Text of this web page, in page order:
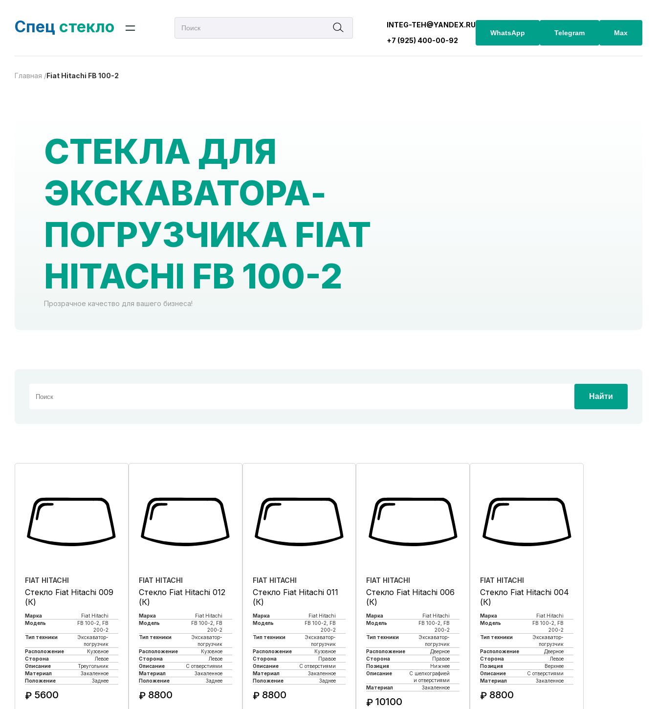
Спец стекло
INTEG-TEH@YANDEX.RU
+7 (925) 400-00-92
WhatsApp Telegram Max
Главная /Fiat Hitachi FB 100-2
СТЕКЛА ДЛЯ
ЭКСКАВАТОРА-
ПОГРУЗЧИКА FIAT
HITACHI FB 100-2
Прозрачное качество для вашего бизнеса!
Найти
FIAT HITACHI
Стекло Fiat Hitachi 009
(К)
Марка
Fiat Hitachi
Модель
FB 100-2, FB
200-2
Тип техники
Экскаватор-
погрузчик
Расположение
Кузовное
Сторона
Левое
Описание
Треугольник
Материал
Закаленное
Положение
Заднее
₽ 5600
FIAT HITACHI
Стекло Fiat Hitachi 012
(К)
Марка
Fiat Hitachi
Модель
FB 100-2, FB
200-2
Тип техники
Экскаватор-
погрузчик
Расположение
Кузовное
Сторона
Левое
Описание
С отверстиями
Материал
Закаленное
Положение
Заднее
₽ 8800
FIAT HITACHI
Стекло Fiat Hitachi 011
(К)
Марка
Fiat Hitachi
Модель
FB 100-2, FB
200-2
Тип техники
Экскаватор-
погрузчик
Расположение
Кузовное
Сторона
Правое
Описание
С отверстиями
Материал
Закаленное
Положение
Заднее
₽ 8800
FIAT HITACHI
Стекло Fiat Hitachi 006
(К)
Марка
Fiat Hitachi
Модель
FB 100-2, FB
200-2
Тип техники
Экскаватор-
погрузчик
Расположение
Дверное
Сторона
Правое
Позиция
Нижнее
Описание
С шелкографией
и отверстиями
Материал
Закаленное
₽10100
FIAT HITACHI
Стекло Fiat Hitachi 004
(К)
Марка
Fiat Hitachi
Модель
FB 100-2, FB
200-2
Тип техники
Экскаватор-
погрузчик
Расположение
Дверное
Сторона
Левое
Позиция
Верхнее
Описание
С отверстиями
Материал
Закаленное
₽ 8800